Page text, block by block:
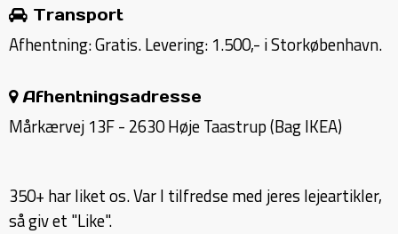
Transport
Afhentning: Gratis. Levering: 1.500,- i Storkøbenhavn.
Afhentningsadresse
Mårkærvej 13F - 2630 Høje Taastrup (Bag IKEA)
350+ har liket os. Var I tilfredse med jeres lejeartikler,
så giv et "Like".